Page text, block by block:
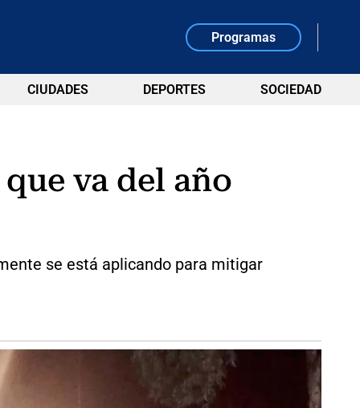
Programas
CIUDADES DEPORTES SOCIEDAD
va del año
se está aplicando para mitigar